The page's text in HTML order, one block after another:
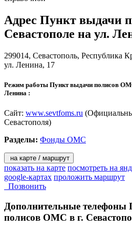
Правительства Российской
правовыми актами федерального
власти, осуществляющего функции
регулированию в сфере
правовыми актами города
Задачи ТФОМС города Севастополя:
- обеспечение предусмотренных
Российской Федерации прав
- обеспечение гарантий
наступлении страхового случая в
программы обязательного
базовой программы обязательного
- создание условий для
обязательного медицинского
- обеспечение государственных
застрахованных лиц на исполнение
Адрес Пункт выдачи
Севастополе на ул.
299014, Севастополь, Республика
ул. Ленина, 17
Режим работы Пункт выдачи полисов
Ленина :
Сайт: www.sevtfoms.ru
Севастополя)
Разделы: Фонды ОМС
на карте / маршрут
показать на карте посмотреть на
google-картах проложить маршрут
Позвонить
Дополнительные телефоны
полисов ОМС в г.